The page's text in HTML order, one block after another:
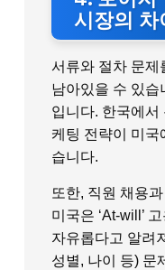
시장의 차
서류와 절차 문제
남아있을 수 있습
입니다. 한국에서
케팅 전략이 미국
습니다.
또한, 직원 채용
미국은 ‘At-will’
자유롭다고 알려
성별, 나이 등) 문